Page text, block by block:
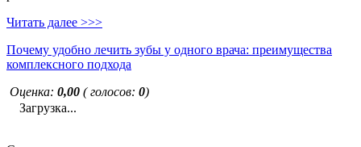
Читать далее >>>
Почему удобно лечить зубы у одного врача: преимущества
комплексного подхода
Оценка: 0,00 ( голосов: 0)
Загрузка...